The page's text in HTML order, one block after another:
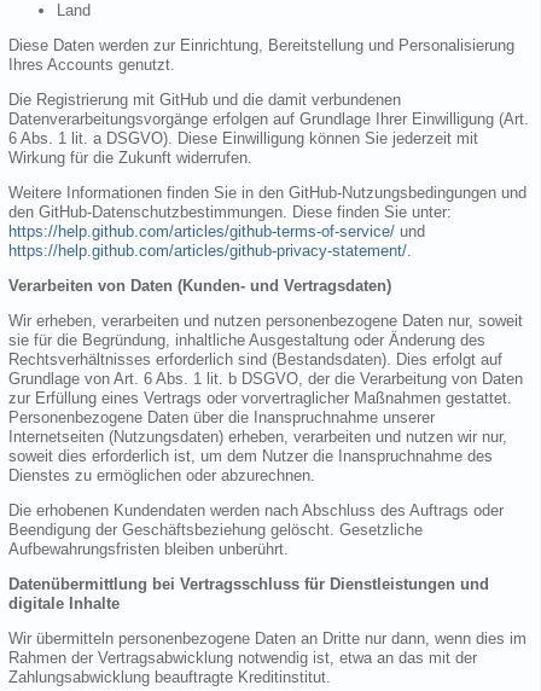
Land
Diese Daten werden zur Einrichtung, Bereitstellung und Personalisierung
Ihres Accounts genutzt.
Die Registrierung mit GitHub und die damit verbundenen
Datenverarbeitungsvorgänge erfolgen auf Grundlage Ihrer Einwilligung (Art.
6 Abs. 1 lit. a DSGVO). Diese Einwilligung können Sie jederzeit mit
Wirkung für die Zukunft widerrufen.
Weitere Informationen finden Sie in den GitHub-Nutzungsbedingungen und
den GitHub-Datenschutzbestimmungen. Diese finden Sie unter:
https://help.github.com/articles/github-terms-of-service/ und
https://help.github.com/articles/github-privacy-statement/.
Verarbeiten von Daten (Kunden- und Vertragsdaten)
Wir erheben, verarbeiten und nutzen personenbezogene Daten nur, soweit
sie für die Begründung, inhaltliche Ausgestaltung oder Änderung des
Rechtsverhältnisses erforderlich sind (Bestandsdaten). Dies erfolgt auf
Grundlage von Art. 6 Abs. 1 lit. b DSGVO, der die Verarbeitung von Daten
zur Erfüllung eines Vertrags oder vorvertraglicher Maßnahmen gestattet.
Personenbezogene Daten über die Inanspruchnahme unserer
Internetseiten (Nutzungsdaten) erheben, verarbeiten und nutzen wir nur,
soweit dies erforderlich ist, um dem Nutzer die Inanspruchnahme des
Dienstes zu ermöglichen oder abzurechnen.
Die erhobenen Kundendaten werden nach Abschluss des Auftrags oder
Beendigung der Geschäftsbeziehung gelöscht. Gesetzliche
Aufbewahrungsfristen bleiben unberührt.
Datenübermittlung bei Vertragsschluss für Dienstleistungen und
digitale Inhalte
Wir übermitteln personenbezogene Daten an Dritte nur dann, wenn dies im
Rahmen der Vertragsabwicklung notwendig ist, etwa an das mit der
Zahlungsabwicklung beauftragte Kreditinstitut.